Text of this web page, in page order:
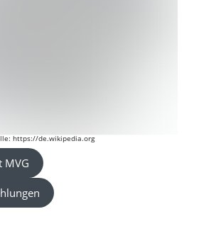
https://de.wikipedia.org
MVG